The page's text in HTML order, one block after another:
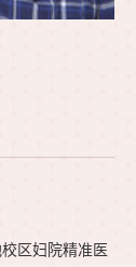
区妇院精准医